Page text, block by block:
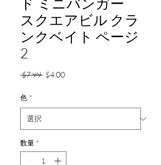
スクエアビル クラ
ンクベイト ページ
2
$7.99 通
格
$4.00セ
価
色 *
数量 *